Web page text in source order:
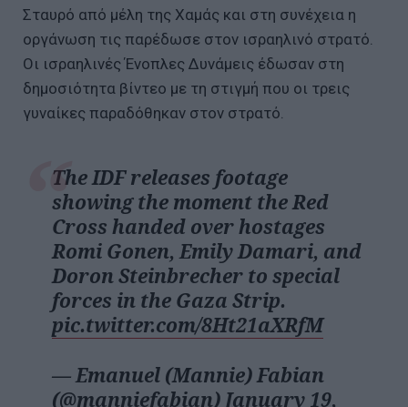
Σταυρό από μέλη της Χαμάς και στη συνέχεια η
οργάνωση τις παρέδωσε στον ισραηλινό στρατό.
Οι ισραηλινές Ένοπλες Δυνάμεις έδωσαν στη
δημοσιότητα βίντεο με τη στιγμή που οι τρεις
γυναίκες παραδόθηκαν στον στρατό.
The IDF releases footage
showing the moment the Red
Cross handed over hostages
Romi Gonen, Emily Damari, and
Doron Steinbrecher to special
forces in the Gaza Strip.
pic.twitter.com/8Ht21aXRfM
— Emanuel (Mannie) Fabian
(@manniefabian) January 19,